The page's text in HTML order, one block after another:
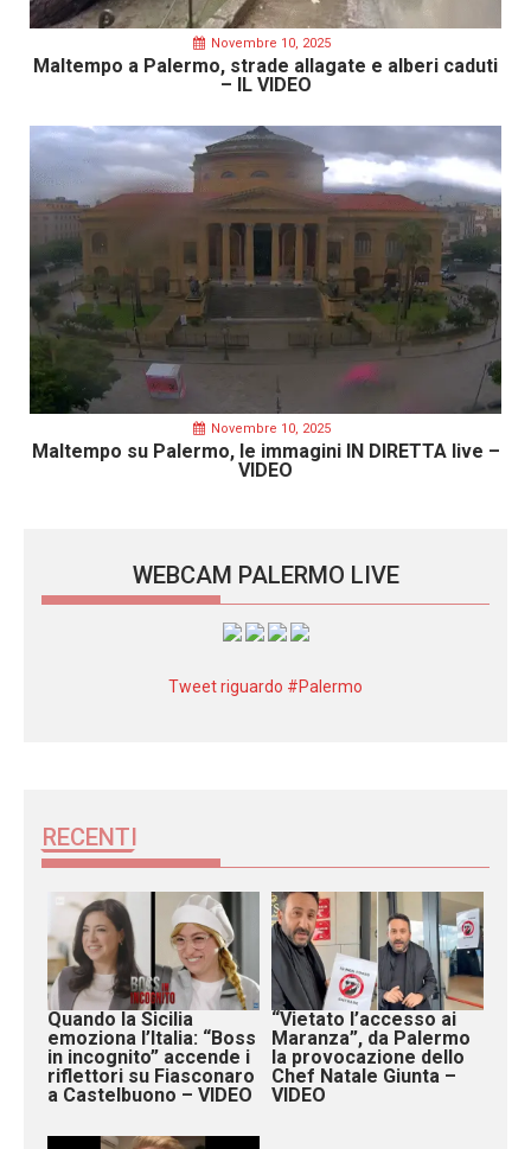
Novembre 10, 2025
Maltempo a Palermo, strade allagate e alberi caduti
– IL VIDEO
Novembre 10, 2025
Maltempo su Palermo, le immagini IN DIRETTA live –
VIDEO
WEBCAM PALERMO LIVE
Tweet riguardo #Palermo
RECENTI
Quando la Sicilia
emoziona l’Italia: “Boss
in incognito” accende i
riflettori su Fiasconaro
a Castelbuono – VIDEO
“Vietato l’accesso ai
Maranza”, da Palermo
la provocazione dello
Chef Natale Giunta –
VIDEO